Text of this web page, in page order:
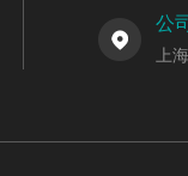
公
上